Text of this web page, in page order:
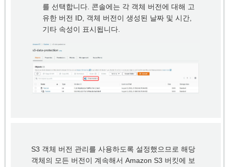
를 선택합니다. 콘솔에는 각 객체 버전에 대해 고
유한 버전 ID, 객체 버전이 생성된 날짜 및 시간,
기타 속성이 표시됩니다.
S3 객체 버전 관리를 사용하도록 설정했으므로 해당
객체의 모든 버전이 계속해서 Amazon S3 버킷에 보